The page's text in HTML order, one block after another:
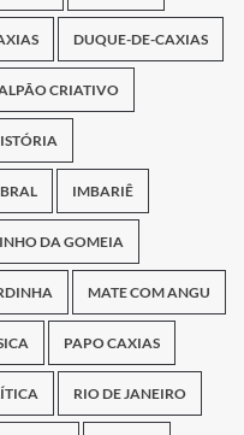
DUQUE-DE-CAXIAS
CRIATIVO
IMBARIÊ
DA GOMEIA
MATE COM ANGU
PAPO CAXIAS
RIO DE JANEIRO